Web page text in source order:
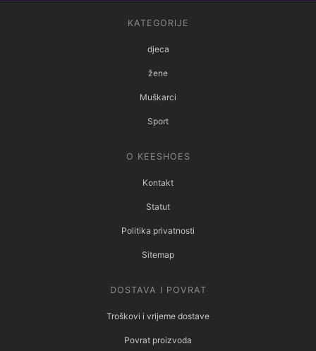
KATEGORIJE
djeca
žene
Muškarci
Sport
O KEESHOES
Kontakt
Statut
Politika privatnosti
Sitemap
DOSTAVA I POVRAT
Troškovi i vrijeme dostave
Povrat proizvoda